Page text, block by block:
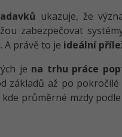
ukazuje, že
zabezpečovat
právě to je ideální
je na trhu práce
základů až po
kde průměrné mzdy